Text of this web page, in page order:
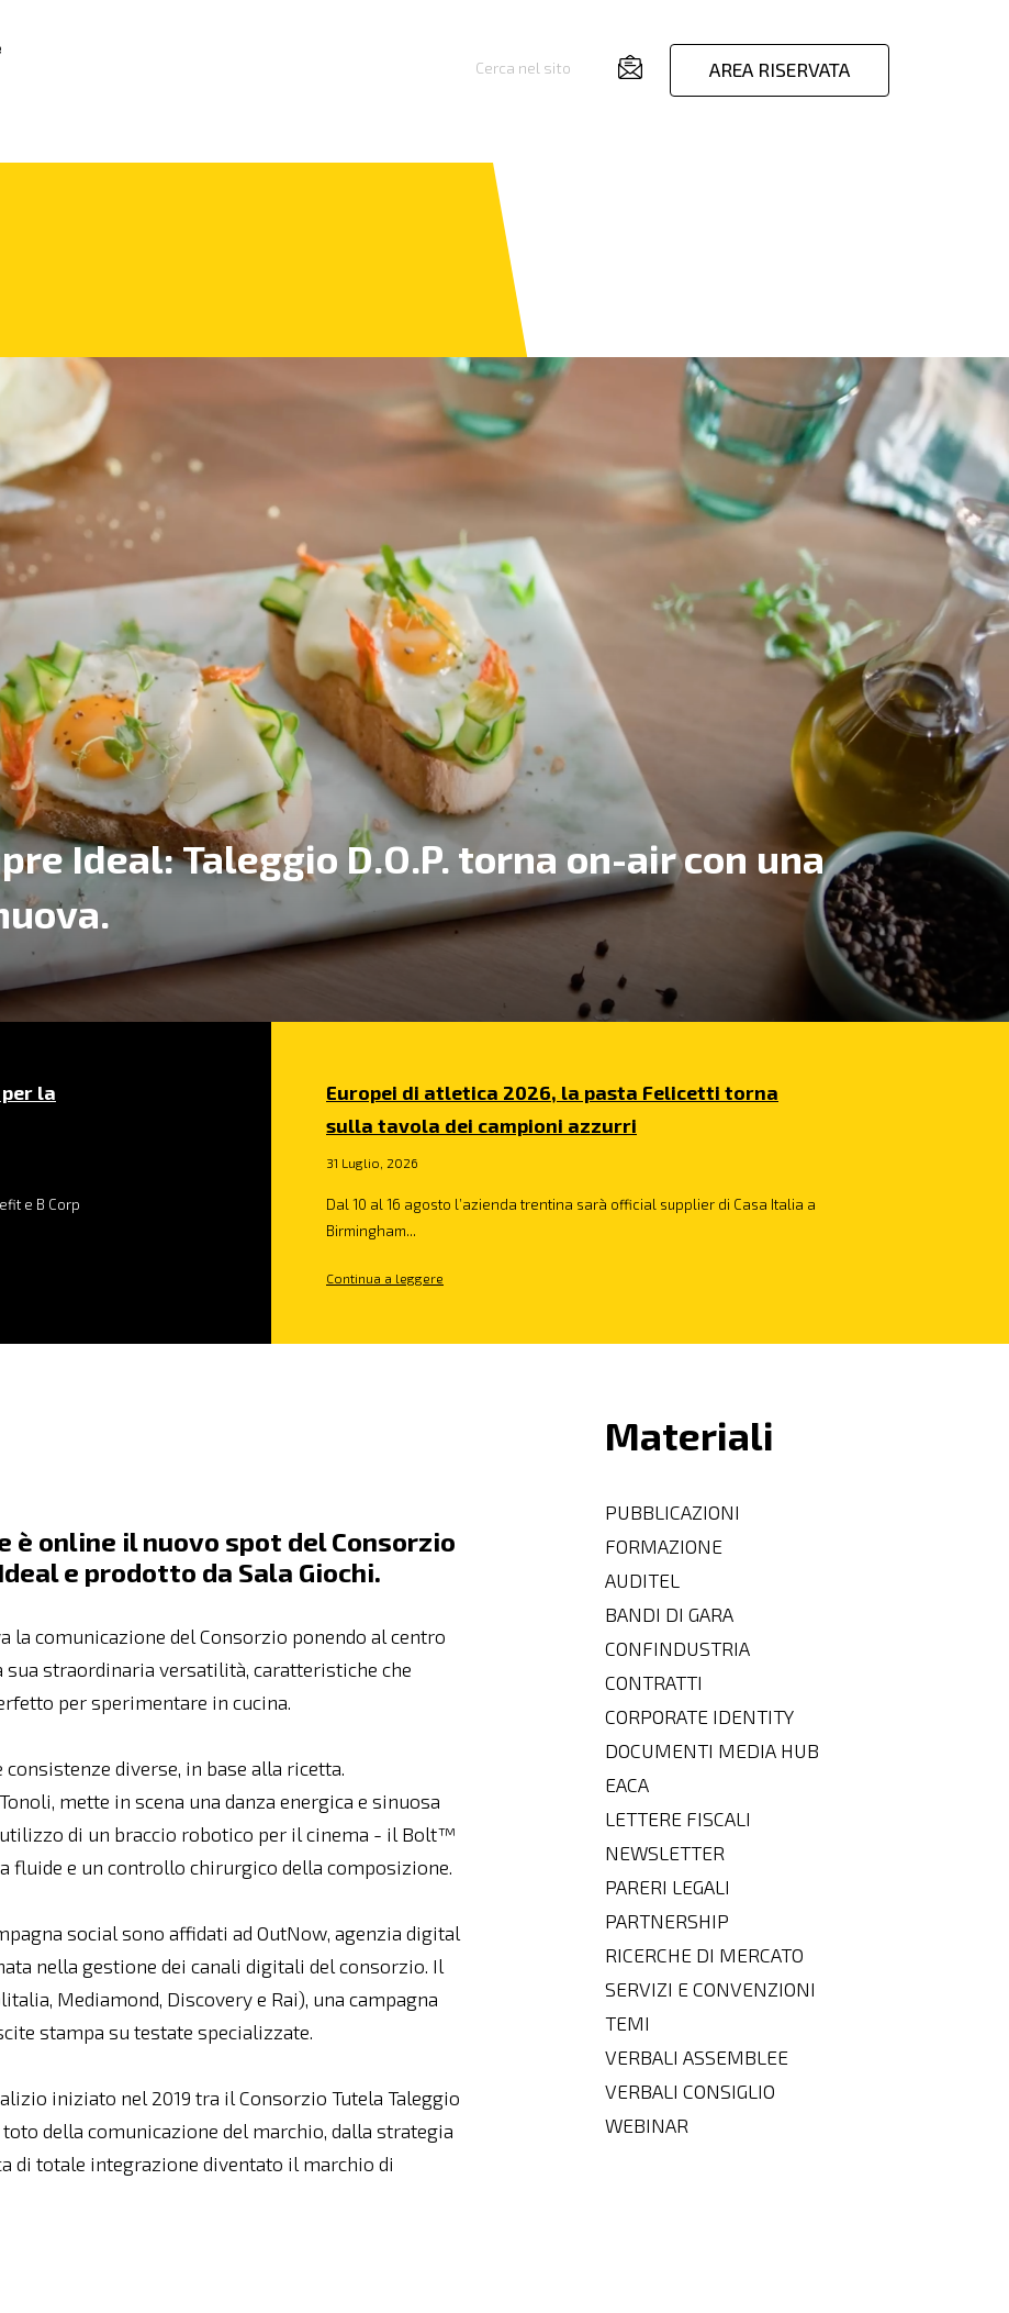
Cerca nel sito AREA RISERVATA
Ideal: Taleggio D.O.P. torna on-air con una
la
e B Corp
Europei di atletica 2026, la pasta Felicetti torna
sulla tavola dei campioni azzurri
31 Luglio, 2026
Dal 10 al 16 agosto l’azienda trentina sarà official supplier di Casa Italia a
Birmingham...
Continua a leggere
è online il nuovo spot del Consorzio
e prodotto da Sala Giochi.
la comunicazione del Consorzio ponendo al centro
straordinaria versatilità, caratteristiche che
per sperimentare in cucina.
diverse, in base alla ricetta.
mette in scena una danza energica e sinuosa
di un braccio robotico per il cinema - il Bolt™
fluide e un controllo chirurgico della composizione.
social sono affidati ad OutNow, agenzia digital
nella gestione dei canali digitali del consorzio. Il
Mediamond, Discovery e Rai), una campagna
stampa su testate specializzate.
iniziato nel 2019 tra il Consorzio Tutela Taleggio
della comunicazione del marchio, dalla strategia
di totale integrazione diventato il marchio di
Materiali
PUBBLICAZIONI
FORMAZIONE
AUDITEL
BANDI DI GARA
CONFINDUSTRIA
CONTRATTI
CORPORATE IDENTITY
DOCUMENTI MEDIA HUB
EACA
LETTERE FISCALI
NEWSLETTER
PARERI LEGALI
PARTNERSHIP
RICERCHE DI MERCATO
SERVIZI E CONVENZIONI
TEMI
VERBALI ASSEMBLEE
VERBALI CONSIGLIO
WEBINAR